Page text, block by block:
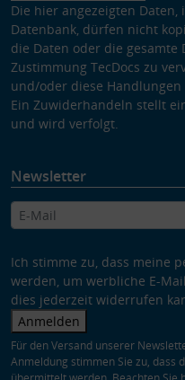
Die hier angezeigten
Datenbank, dürfen nicht
die Daten oder die gesamte
Zustimmung TecDocs zu
und/oder diese
Ein Zuwiderhandeln stellt
und wird verfolgt.
Newsletter
Ich stimme zu, dass meine
werden, um werbliche E-
dies jederzeit widerrufen
Anmelden
Für den Versand unserer
Anmeldung stimmen Sie zu, dass